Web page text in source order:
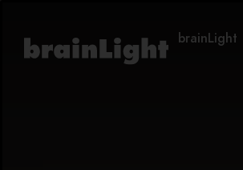
brainLight